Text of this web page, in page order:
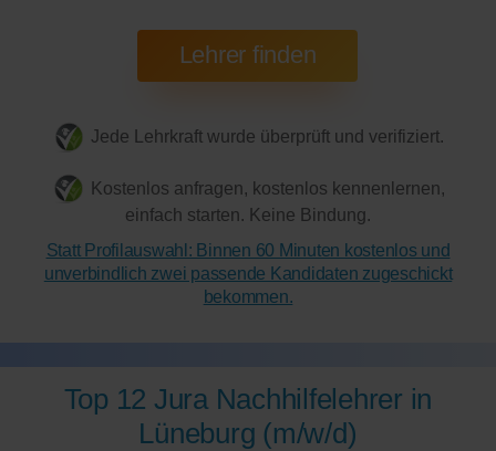
Jede Lehrkraft wurde überprüft und verifiziert.
Kostenlos anfragen, kostenlos kennenlernen,
einfach starten. Keine Bindung.
Statt Profilauswahl: Binnen 60 Minuten kostenlos und
unverbindlich zwei passende Kandidaten zugeschickt
bekommen.
Top 12 Jura Nachhilfelehrer in
Lüneburg (m/w/d)